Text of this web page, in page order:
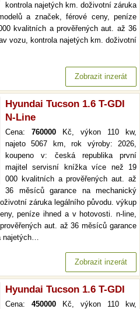
kontrola najetých km. doživotní záruka
a značek, férové ceny, peníze
kvalitních a prověřených aut. až 36
vozu, kontrola najetých km. doživotní
Zobrazit inzerát
Hyundai Tucson 1.6 T-GDI
N-Line
Cena: 760000 Kč, výkon 110 kw,
najeto 5067 km, rok výroby: 2026,
koupeno v: česká republika první
majitel servisní knížka více než 19
000 kvalitních a prověřených aut. až
36 měsíců garance na mechanický
záruka legálního původu. výkup
peníze ihned a v hotovosti. n-line,
aut. až 36 měsíců garance
najetých…
Zobrazit inzerát
Hyundai Tucson 1.6 T-GDI
Cena: 450000 Kč, výkon 110 kw,